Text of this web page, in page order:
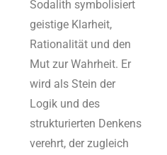
Sodalith symbolisiert
geistige Klarheit,
Rationalität und den
Mut zur Wahrheit. Er
wird als Stein der
Logik und des
strukturierten Denkens
verehrt, der zugleich